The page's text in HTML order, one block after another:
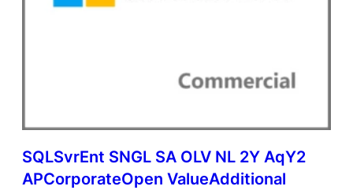
SQLSvrEnt SNGL SA OLV NL 2Y AqY2
APCorporateOpen ValueAdditional